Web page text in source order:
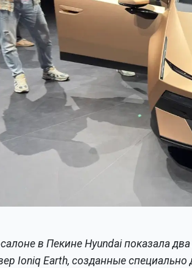
в Пекине Hyundai показала
Ioniq Earth, созданные